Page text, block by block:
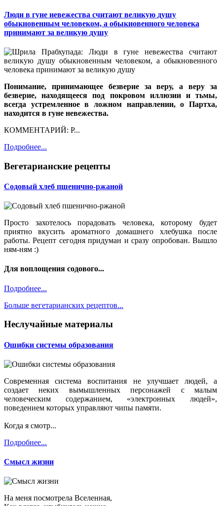
Люди в гуне невежества считают великую душу
обыкновенным человеком, а обыкновенного человека
принимают за великую душу
Понимание, принимающее безверие за веру, а веру за
безверие, находящееся под покровом иллюзии и тьмы,
всегда устремленное в ложном направлении, о Партха,
находится в гуне невежества.
КОММЕНТАРИЙ: Р...
Подробнее...
Вегетарианские рецепты
Содовый хлеб пшенично-ржаной
Просто захотелось порадовать человека, которому будет
приятно вкусить ароматного домашнего хлебушка после
работы. Рецепт сегодня придуман и сразу опробован. Вышло
ням-ням :)
Для воплощения содового...
Подробнее...
Больше вегетарианских рецептов...
Неслучайные материалы
Ошибки системы образования
Современная система воспитания не улучшает людей, а
создает неких вымышленных персонажей с малым
человеческим содержанием, «электронных людей»,
поведением которых управляют чипы памяти.
Когда я смотр...
Подробнее...
Смысл жизни
На меня посмотрела Вселенная,